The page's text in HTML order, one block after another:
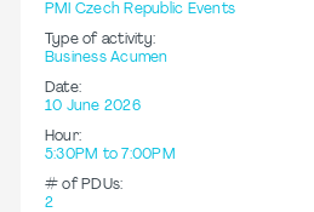
PMI Czech Republic Events
Type of activity:
Business Acumen
Date:
10 June 2026
Hour:
5:30PM to 7:00PM
# of PDUs:
2